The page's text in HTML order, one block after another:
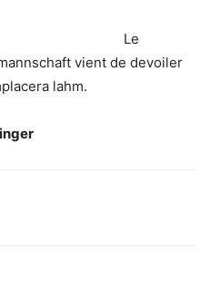
Le
vient de devoiler
lahm.